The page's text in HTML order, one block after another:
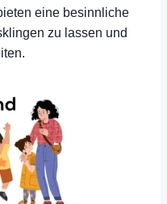
eine besinnliche
zu lassen und